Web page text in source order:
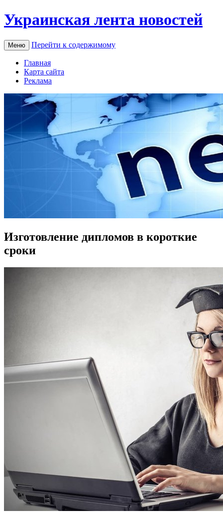
Украинская лента новостей
Меню Перейти к содержимому
Главная
Карта сайта
Реклама
Изготовление дипломов в короткие
сроки